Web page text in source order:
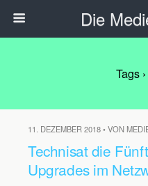
Die
Tags
11. DEZEMBER 2018 • VON
Technisat die
Upgrades im